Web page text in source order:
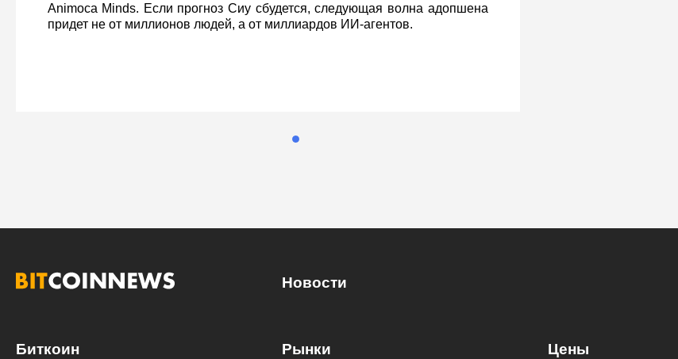
Animoca Minds. Если прогноз Сиу сбудется, следующая волна адопшена
придет не от миллионов людей, а от миллиардов ИИ‑агентов.
Кевин О’Лири предупреждает: без понятных правил в США и внятных